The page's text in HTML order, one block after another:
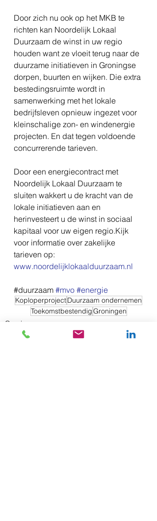
Door zich nu ook op het MKB te
richten kan Noordelijk Lokaal
Duurzaam de winst in uw regio
houden want ze vloeit terug naar de
duurzame initiatieven in Groningse
dorpen, buurten en wijken. Die extra
bestedingsruimte wordt in
samenwerking met het lokale
bedrijfsleven opnieuw ingezet voor
kleinschalige zon- en windenergie
projecten. En dat tegen voldoende
concurrerende tarieven.
Door een energiecontract met
Noordelijk Lokaal Duurzaam te
sluiten wakkert u de kracht van de
lokale initiatieven aan en
herinvesteert u de winst in sociaal
kapitaal voor uw eigen regio.Kijk
voor informatie over zakelijke
tarieven op:
www.noordelijklokaalduurzaam.nl
#‎duurzaam‬ #mvo #energie
KoploperprojectDuurzaam ondernemen
ToekomstbestendigGroningen
Groningen